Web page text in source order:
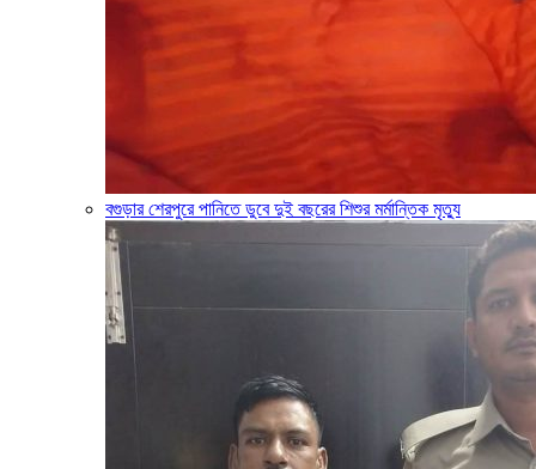
বগুড়ার শেরপুরে পানিতে ডুবে দুই বছরের শিশুর মর্মান্তিক মৃত্যু